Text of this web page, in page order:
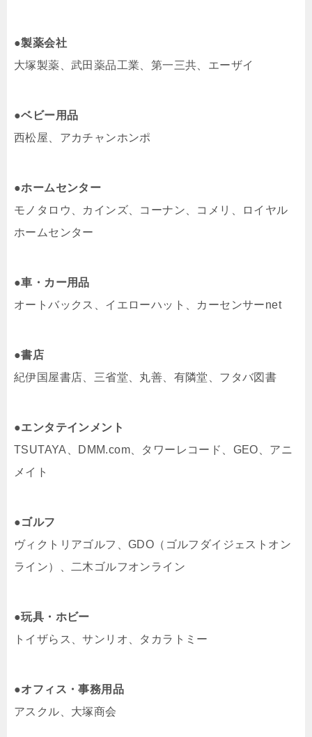
●製薬会社
大塚製薬、武田薬品工業、第一三共、エーザイ
●ベビー用品
西松屋、アカチャンホンポ
●ホームセンター
モノタロウ、カインズ、コーナン、コメリ、ロイヤル
ホームセンター
●車・カー用品
オートバックス、イエローハット、カーセンサーnet
●書店
紀伊国屋書店、三省堂、丸善、有隣堂、フタバ図書
●エンタテインメント
TSUTAYA、DMM.com、タワーレコード、GEO、アニ
メイト
●ゴルフ
ヴィクトリアゴルフ、GDO（ゴルフダイジェストオン
ライン）、二木ゴルフオンライン
●玩具・ホビー
トイザらス、サンリオ、タカラトミー
●オフィス・事務用品
アスクル、大塚商会